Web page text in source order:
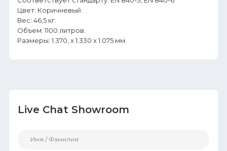
Live Chat Showroom
Цвет: Коричневый.
Вес: 46,5 кг.
Объем: 1100 литров.
Размеры: 1.370, x 1.330 x 1.075 мм.